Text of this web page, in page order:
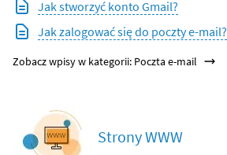
Jak stworzyć konto Gmail?
Jak zalogować się do poczty e-mail?
Zobacz wpisy w kategorii: Poczta e-mail
Strony WWW